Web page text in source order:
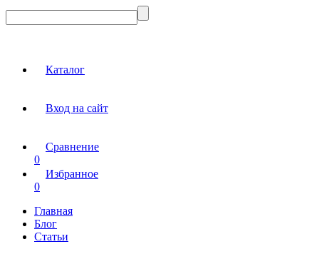
Каталог
Вход на сайт
Сравнение
0
Избранное
0
Главная
Блог
Статьи